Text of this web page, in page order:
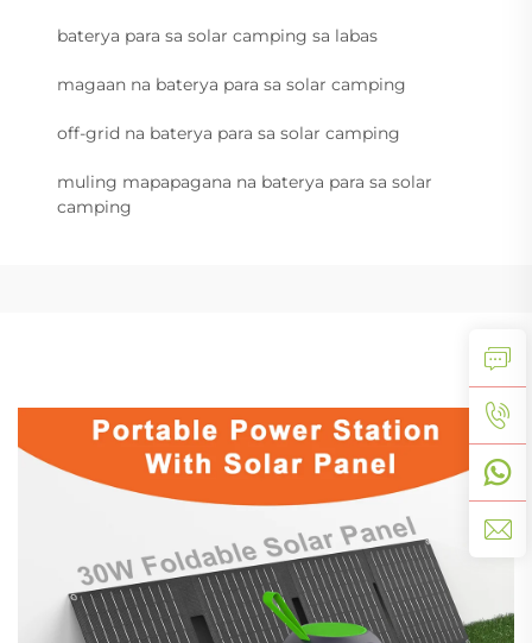
baterya para sa solar camping sa labas
magaan na baterya para sa solar camping
off-grid na baterya para sa solar camping
muling mapapagana na baterya para sa solar
camping